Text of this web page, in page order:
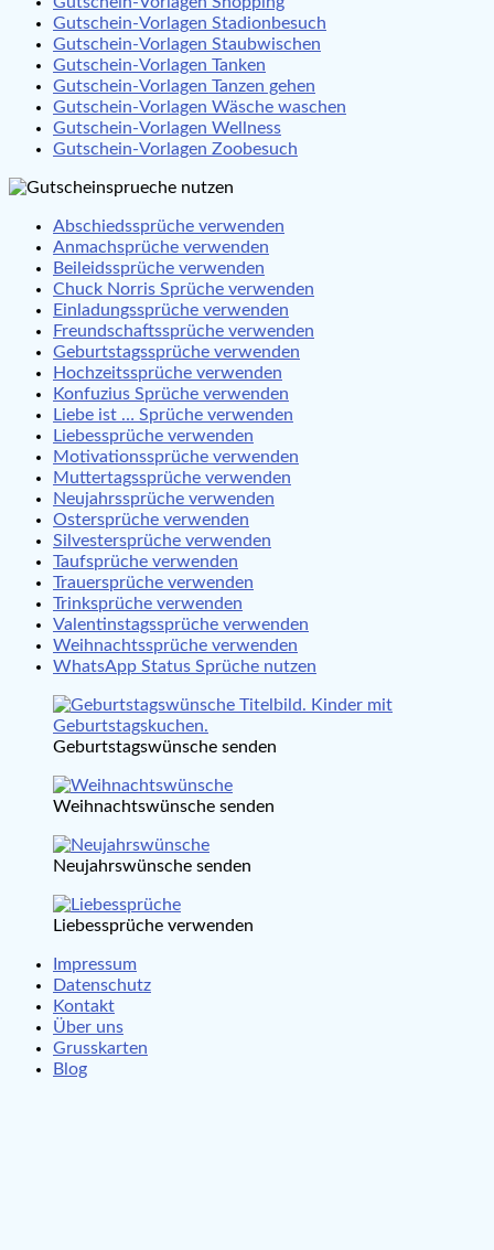
Gutschein-Vorlagen Stadionbesuch
Gutschein-Vorlagen Staubwischen
Gutschein-Vorlagen Tanken
Gutschein-Vorlagen Tanzen gehen
Gutschein-Vorlagen Wäsche waschen
Gutschein-Vorlagen Wellness
Gutschein-Vorlagen Zoobesuch
Abschiedssprüche verwenden
Anmachsprüche verwenden
Beileidssprüche verwenden
Chuck Norris Sprüche verwenden
Einladungssprüche verwenden
Freundschaftssprüche verwenden
Geburtstagssprüche verwenden
Hochzeitssprüche verwenden
Konfuzius Sprüche verwenden
Liebe ist … Sprüche verwenden
Liebessprüche verwenden
Motivationssprüche verwenden
Muttertagssprüche verwenden
Neujahrssprüche verwenden
Ostersprüche verwenden
Silvestersprüche verwenden
Taufsprüche verwenden
Trauersprüche verwenden
Trinksprüche verwenden
Valentinstagssprüche verwenden
Weihnachtssprüche verwenden
WhatsApp Status Sprüche nutzen
Geburtstagswünsche senden
Weihnachtswünsche senden
Neujahrswünsche senden
Liebessprüche verwenden
Impressum
Datenschutz
Kontakt
Über uns
Grusskarten
Blog